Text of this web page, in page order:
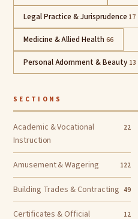
Legal Practice & Jurisprudence 17
Medicine & Allied Health 66
Personal Adornment & Beauty 13
SECTIONS
Academic & Vocational
Instruction
22
Amusement & Wagering 122
Building Trades & Contracting 49
Certificates & Official
12